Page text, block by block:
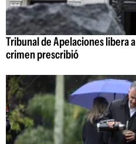
Tribunal de Apelaciones libera
crimen prescribió